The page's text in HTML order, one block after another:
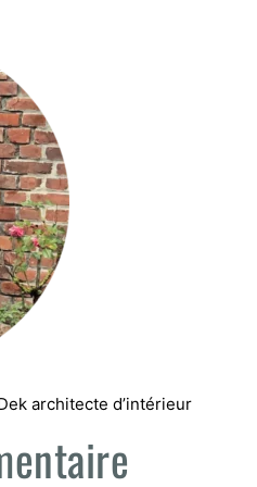
architecte d’intérieur